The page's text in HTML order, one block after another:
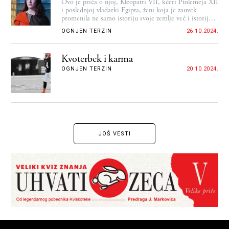
Ovo je priča o njoj, Kleopatri VII, kćeri Ptolemeja XII
i poslednjoj vladarki Egipta, ženi koja je zauvek
promenila ne samo istoriju svoje zemlje već i istoriju
čitavog Rimskog carstva
OGNJEN TERZIN 26.10.2024.
Kvoterbek i karma
OGNJEN TERZIN 20.10.2024.
JOŠ VESTI